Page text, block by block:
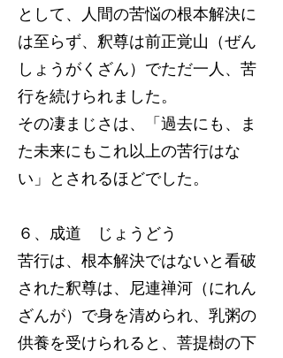
として、人間の苦悩の根本解決に
は至らず、釈尊は前正覚山（ぜん
しょうがくざん）でただ一人、苦
行を続けられました。
その凄まじさは、「過去にも、ま
た未来にもこれ以上の苦行はな
い」とされるほどでした。
６、成道 じょうどう
苦行は、根本解決ではないと看破
された釈尊は、尼連禅河（にれん
ざんが）で身を清められ、乳粥の
供養を受けられると、菩提樹の下